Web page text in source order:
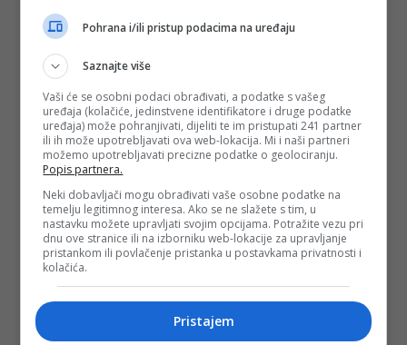
Pohrana i/ili pristup podacima na uređaju
Saznajte više
Vaši će se osobni podaci obrađivati, a podatke s vašeg
uređaja (kolačiće, jedinstvene identifikatore i druge podatke
uređaja) može pohranjivati, dijeliti te im pristupati 241 partner
ili ih može upotrebljavati ova web-lokacija. Mi i naši partneri
možemo upotrebljavati precizne podatke o geolociranju.
Popis partnera.
Neki dobavljači mogu obrađivati vaše osobne podatke na
temelju legitimnog interesa. Ako se ne slažete s tim, u
nastavku možete upravljati svojim opcijama. Potražite vezu pri
dnu ove stranice ili na izborniku web-lokacije za upravljanje
pristankom ili povlačenje pristanka u postavkama privatnosti i
kolačića.
Pristajem